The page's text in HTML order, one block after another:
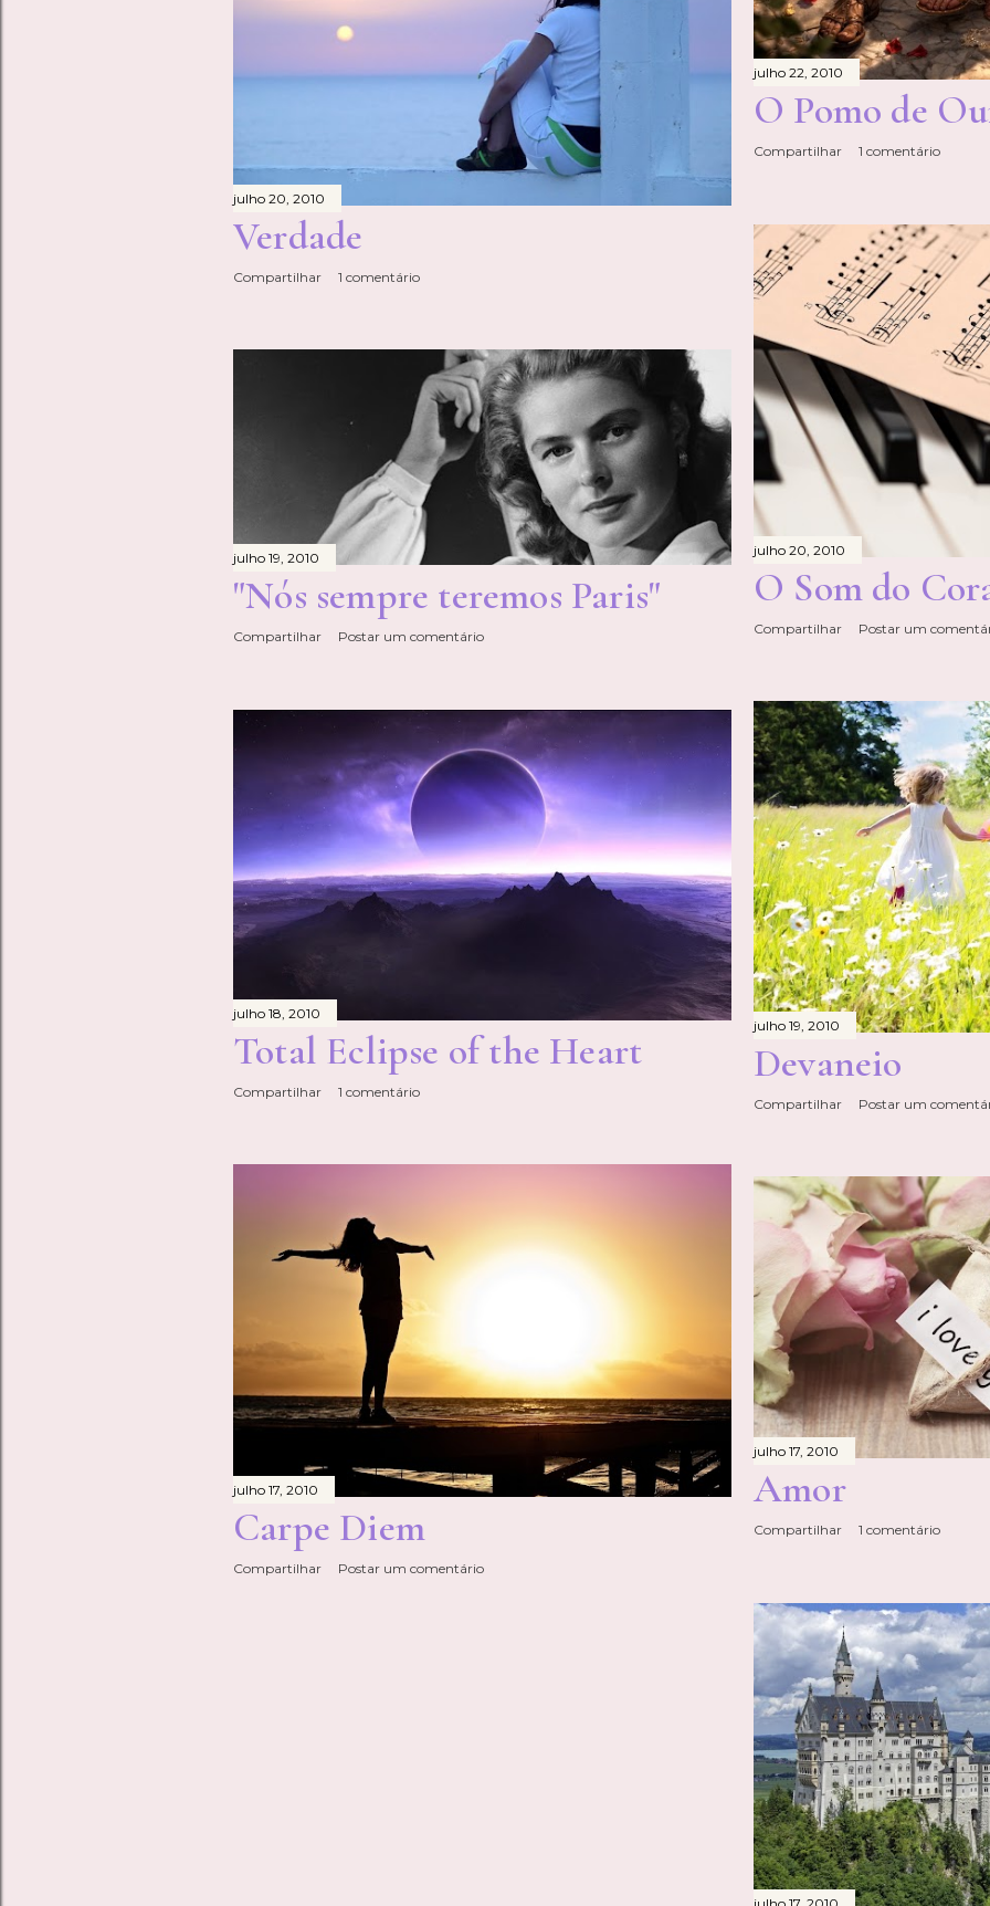
julho 22, 2010
O Pomo de
Compartilhar 1 comentário
julho 20, 2010
Verdade
Compartilhar 1 comentário
julho 20, 2010
O Som do
Compartilhar Postar um
julho 19, 2010
"Nós sempre teremos Paris"
Compartilhar Postar um comentário
julho 19, 2010
Devaneio
Compartilhar Postar um
julho 18, 2010
Total Eclipse of the Heart
Compartilhar 1 comentário
julho 17, 2010
Carpe Diem
Compartilhar Postar um comentário
julho 17, 2010
Amor
Compartilhar 1 comentário